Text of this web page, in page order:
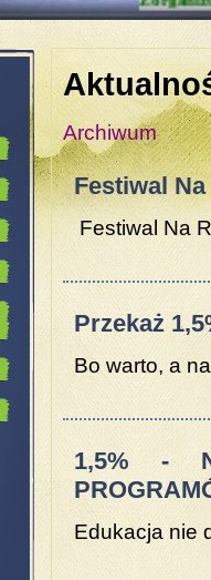
Archiwum
Festiwal
Festiwal Na
Przekaż
Bo warto, a
1,5% -
Edukacja nie